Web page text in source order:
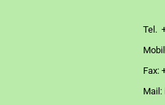
Tel.
Fax:
Mail: